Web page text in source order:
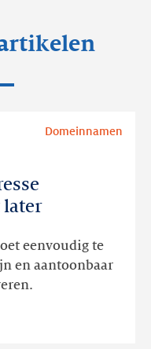
later
Domeinnamen
eenvoudig te
en aantoonbaar